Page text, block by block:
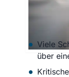
Viele
über